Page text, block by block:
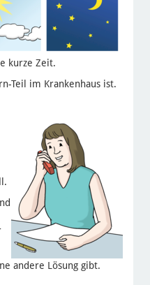
kurze Zeit.
Teil im Krankenhaus ist.
andere Lösung gibt.